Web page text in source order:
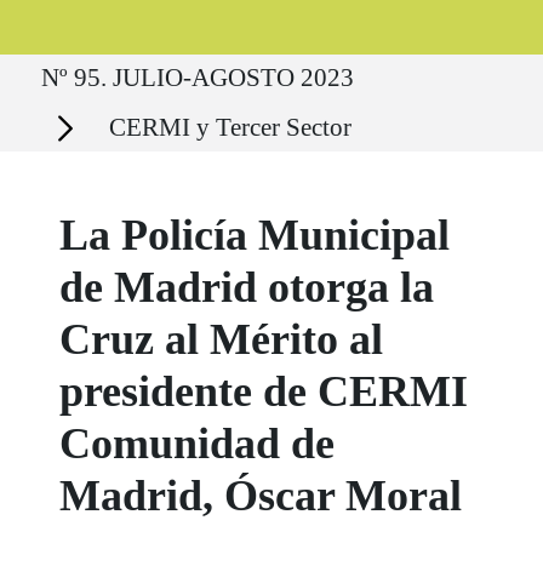
Ruta del sitio
Nº 95. JULIO-AGOSTO 2023
Secciones CERMI y Tercer Sector
La Policía Municipal
de Madrid otorga la
Cruz al Mérito al
presidente de CERMI
Comunidad de
Madrid, Óscar Moral